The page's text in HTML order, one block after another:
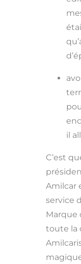
il
C’est
Amilcar
service
Marque
toute la